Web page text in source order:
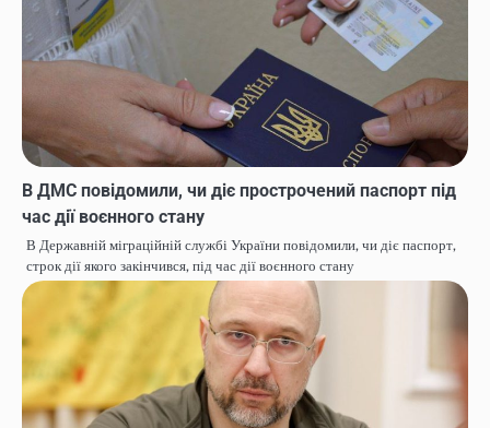
В ДМС повідомили, чи діє прострочений паспорт під
час дії воєнного стану
В Державній міграційній службі України повідомили, чи діє паспорт,
строк дії якого закінчився, під час дії воєнного стану